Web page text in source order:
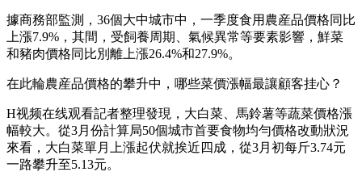
據商務部監測，36個大中城市中，一季度食用農産品價格同比
上漲7.9%，其間，受飼養周期、氣候異常等要素影響，鮮菜
和豬肉價格同比別離上漲26.4%和27.9%。
在此輪農産品價格的攀升中，哪些菜價漲幅最讓顧客挂心？
H视频在线观看記者整理發現，大白菜、馬鈴薯等蔬菜價格漲
幅較大。從3月份計算局50個城市首要食物均勻價格改動狀況
來看，大白菜單月上漲起伏就挨近四成，從3月初每斤3.74元
一路攀升至5.13元。